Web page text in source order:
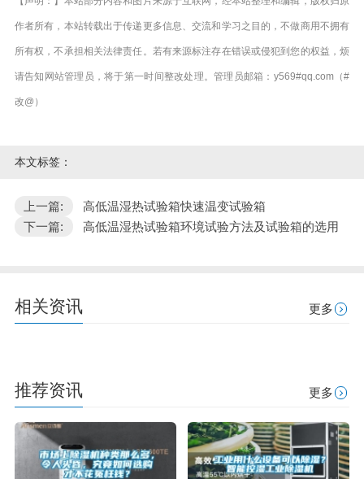
作者所有，本站转载出于传递更多信息、交流和学习之目的，不做商用不拥有
所有权，不承担相关法律责任。若有来源标注存在错误或侵犯到您的权益，烦
请告知网站管理员，将于第一时间整改处理。管理员邮箱：y569#qq.com（#
改@）
本文标签：
上一篇:
高低温湿热试验箱快速温变试验箱
下一篇:
高低温湿热试验箱环境试验方法及试验箱的选用
相关资讯 更多
推荐资讯 更多